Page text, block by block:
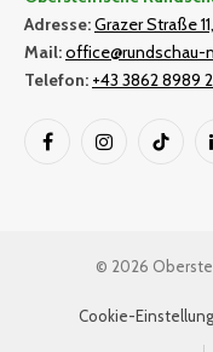
Adresse:Grazer Straße
Mail:office@rundschau-
Telefon: +43 3862 8989
FacebookInstagramTikTok
© 2026
Cookie-